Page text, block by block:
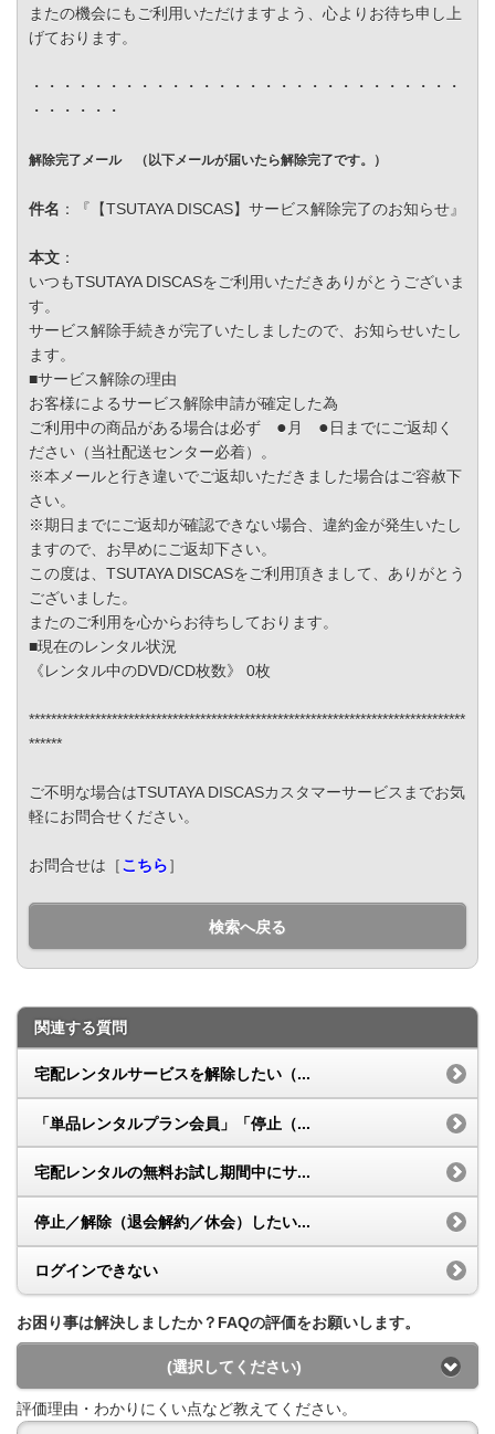
またの機会にもご利用いただけますよう、心よりお待ち申し上
げております。
・・・・・・・・・・・・・・・・・・・・・・・・・・・・
・・・・・・
解除完了メール （以下メールが届いたら解除完了です。）
件名 ：『【TSUTAYA DISCAS】サービス解除完了のお知らせ』
本文 ：
いつもTSUTAYA DISCASをご利用いただきありがとうございま
す。
サービス解除手続きが完了いたしましたので、お知らせいたし
ます。
■サービス解除の理由
お客様によるサービス解除申請が確定した為
ご利用中の商品がある場合は必ず ●月 ●日までにご返却く
ださい（当社配送センター必着）。
※本メールと行き違いでご返却いただきました場合はご容赦下
さい。
※期日までにご返却が確認できない場合、違約金が発生いたし
ますので、お早めにご返却下さい。
この度は、TSUTAYA DISCASをご利用頂きまして、ありがとう
ございました。
またのご利用を心からお待ちしております。
■現在のレンタル状況
《レンタル中のDVD/CD枚数》 0枚
*******************************************************************************
******
ご不明な場合はTSUTAYA DISCASカスタマーサービスまでお気
軽にお問合せください。
お問合せは［こちら］
検索へ戻る
関連する質問
宅配レンタルサービスを解除したい（...
「単品レンタルプラン会員」「停止（...
宅配レンタルの無料お試し期間中にサ...
停止／解除（退会解約／休会）したい...
ログインできない
お困り事は解決しましたか？FAQの評価をお願いします。
(選択してください)
評価理由・わかりにくい点など教えてください。